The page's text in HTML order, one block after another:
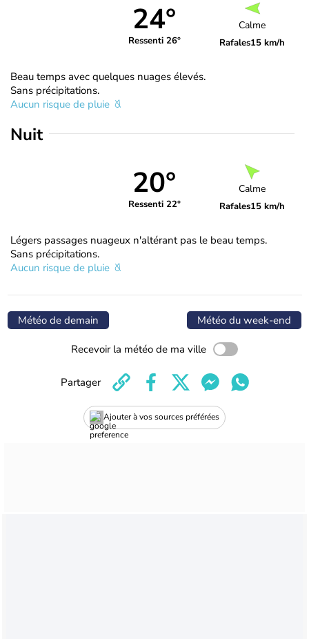
24°
Ressenti 26°
Calme
Rafales15 km/h
Beau temps avec quelques nuages élevés.
Sans précipitations.
Aucun risque de pluie
Nuit
20°
Ressenti 22°
Calme
Rafales15 km/h
Légers passages nuageux n'altérant pas le beau temps.
Sans précipitations.
Aucun risque de pluie
Météo de demain Météo du week-end
Recevoir la météo de ma ville
Ajouter à vos sources préférées
Partager